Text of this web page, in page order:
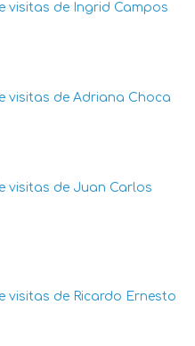
visitas de Ingrid Campos
visitas de Adriana Choca
visitas de Juan Carlos
visitas de Ricardo Ernesto